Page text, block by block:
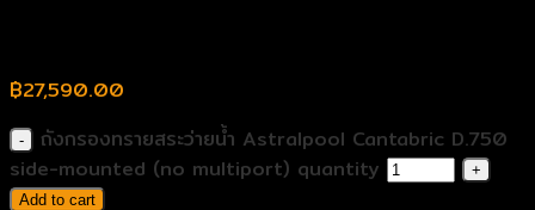
฿27,590.00
ถังกรองทรายสระว่ายน้ำ Astralpool Cantabric D.750
side-mounted (no multiport) quantity
Add to cart